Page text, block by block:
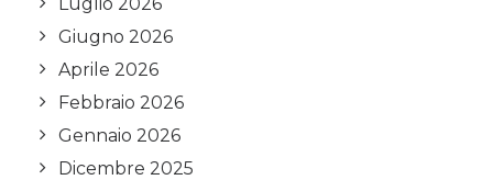
Giugno 2026
Aprile 2026
Febbraio 2026
Gennaio 2026
Dicembre 2025